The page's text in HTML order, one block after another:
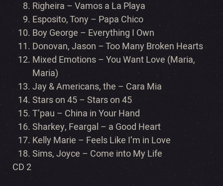
Righeira – Vamos a La Playa
Esposito, Tony – Papa Chico
Boy George – Everything I Own
Donovan, Jason – Too Many Broken Hearts
Mixed Emotions – You Want Love (Maria,
Maria)
Jay & Americans, the – Cara Mia
Stars on 45 – Stars on 45
T’pau – China in Your Hand
Sharkey, Feargal – a Good Heart
Kelly Marie – Feels Like I’m in Love
Sims, Joyce – Come into My Life
CD 2